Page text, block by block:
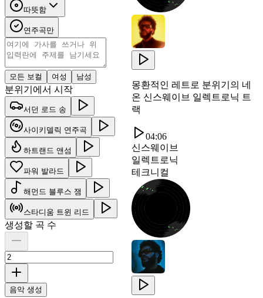
따뜻함
연주곡만
모든 보컬 여성 남성
분위기에서 시작
서던 로드 송
사이키델릭 연주곡
하트랜드 앤섬
파워 발라드
해먼드 블루스 잼
스타디움 트윈 리드
생성할 곡 수
음악 생성
몽환적인 레트로 분위기의 네
온 신스웨이브 일렉트로닉 트
랙
04:06
신스웨이브
일렉트로닉
테크니컬